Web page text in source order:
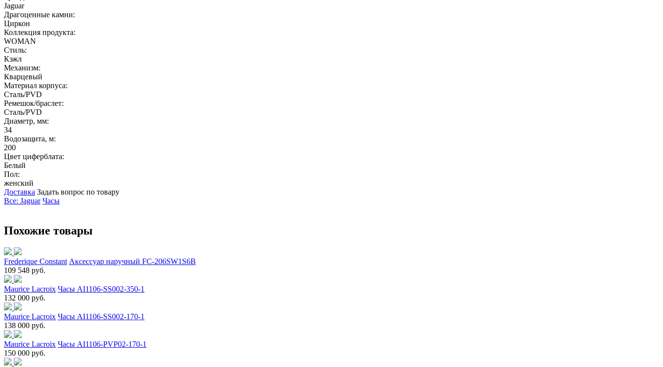
Jaguar
Драгоценные камни:
Циркон
Коллекция продукта:
WOMAN
Стиль:
Кэжл
Механизм:
Кварцевый
Материал корпуса:
Сталь/PVD
Ремешок/браслет:
Сталь/PVD
Диаметр, мм:
34
Водозащита, м:
200
Цвет циферблата:
Белый
Пол:
женский
Доставка Задать вопрос по товару
Все: Jaguar Часы
Похожие товары
Frederique Constant Аксессуар наручный FC-206SW1S6B
109 548 руб.
Maurice Lacroix Часы AI1106-SS002-350-1
132 000 руб.
Maurice Lacroix Часы AI1106-SS002-170-1
138 000 руб.
Maurice Lacroix Часы AI1106-PVP02-170-1
150 000 руб.